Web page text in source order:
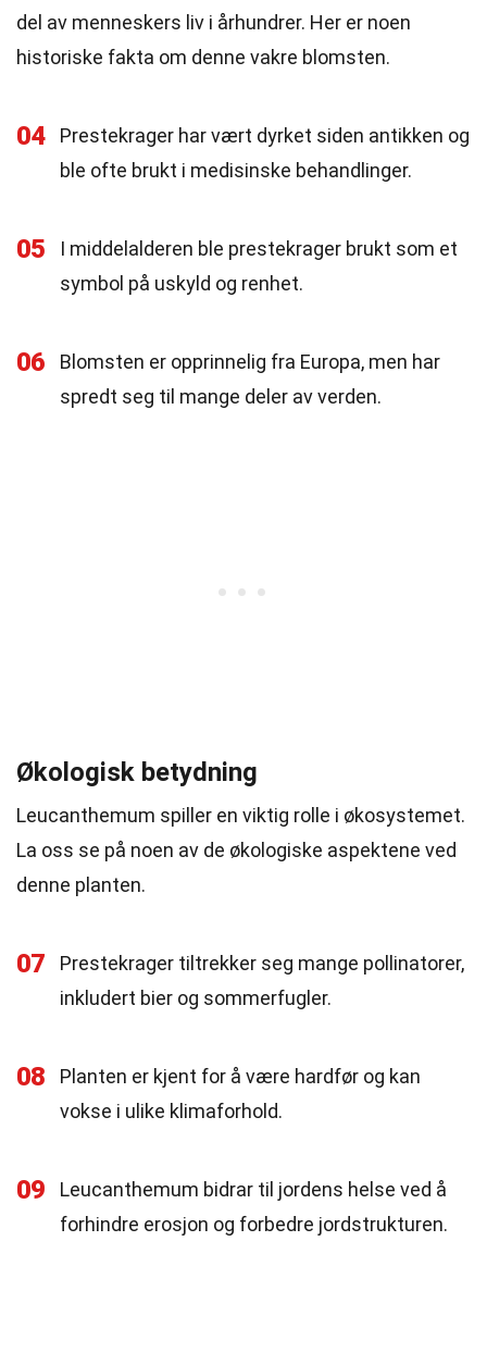
del av menneskers liv i århundrer. Her er noen
historiske fakta om denne vakre blomsten.
04
Prestekrager har vært dyrket siden antikken og
ble ofte brukt i medisinske behandlinger.
05
I middelalderen ble prestekrager brukt som et
symbol på uskyld og renhet.
06
Blomsten er opprinnelig fra Europa, men har
spredt seg til mange deler av verden.
Økologisk betydning
Leucanthemum spiller en viktig rolle i økosystemet.
La oss se på noen av de økologiske aspektene ved
denne planten.
07
Prestekrager tiltrekker seg mange pollinatorer,
inkludert bier og sommerfugler.
08
Planten er kjent for å være hardfør og kan
vokse i ulike klimaforhold.
09
Leucanthemum bidrar til jordens helse ved å
forhindre erosjon og forbedre jordstrukturen.